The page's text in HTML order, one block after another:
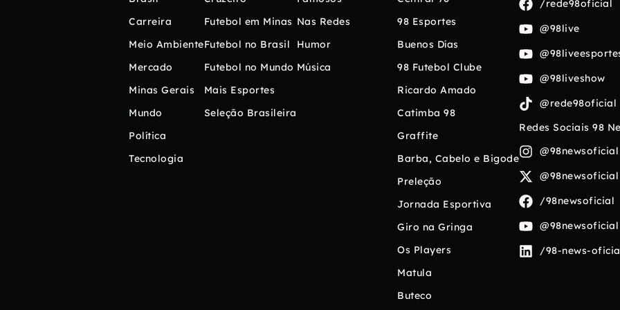
Carreira
Meio Ambiente
Mercado
Minas Gerais
Mundo
Política
Tecnologia
Futebol em Minas
Futebol no Brasil
Futebol no Mundo
Mais Esportes
Seleção Brasileira
Nas Redes
Humor
Música
98 Esportes
Buenos Días
98 Futebol Clube
Ricardo Amado
Catimba 98
Graffite
Barba, Cabelo e Bigode
Preleção
Jornada Esportiva
Giro na Gringa
Os Players
Matula
Buteco
/rede98oficial
@98live
@98liveshow
@rede98oficial
Redes Sociais 98
@98newsoficial
@98newsoficial
/98newsoficial
@98newsoficial
/98-news-